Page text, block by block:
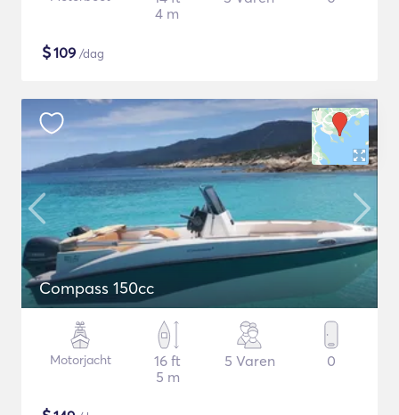
4 m
$109 /dag
Compass 150cc
Motorjacht
16 ft
5 m
5 Varen 0